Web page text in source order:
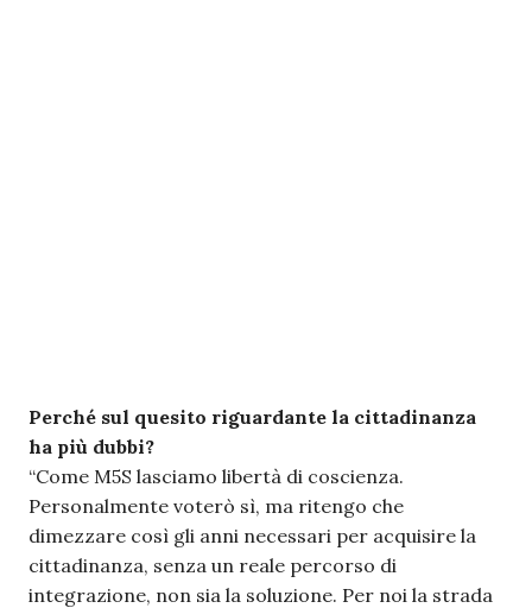
Perché sul quesito riguardante la cittadinanza
ha più dubbi?
“Come M5S lasciamo libertà di coscienza.
Personalmente voterò sì, ma ritengo che
dimezzare così gli anni necessari per acquisire la
cittadinanza, senza un reale percorso di
integrazione, non sia la soluzione. Per noi la strada